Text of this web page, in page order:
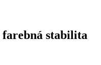
stabilita